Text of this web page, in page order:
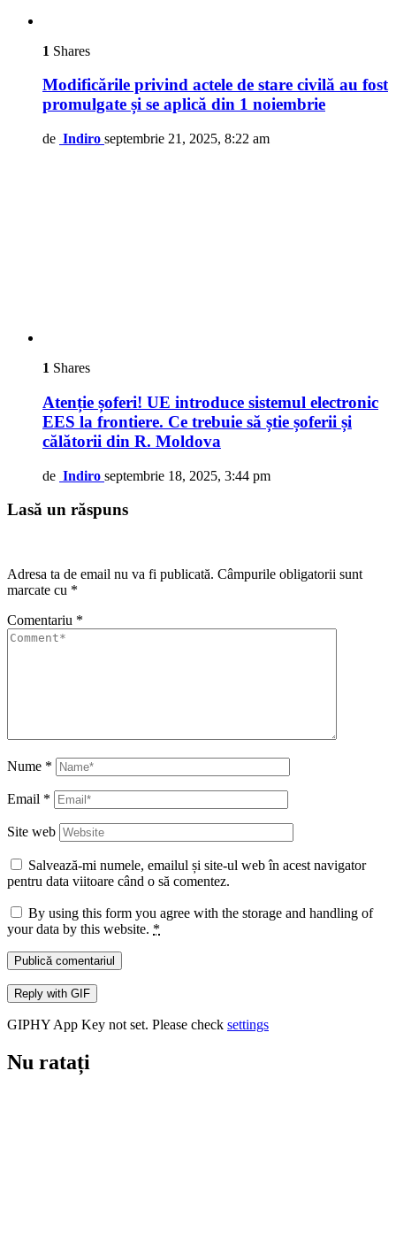
1 Shares
Modificările privind actele de stare civilă au fost
promulgate și se aplică din 1 noiembrie
de Indiro septembrie 21, 2025, 8:22 am
1 Shares
Atenție șoferi! UE introduce sistemul electronic
EES la frontiere. Ce trebuie să știe șoferii și
călătorii din R. Moldova
de Indiro septembrie 18, 2025, 3:44 pm
Lasă un răspuns
Adresa ta de email nu va fi publicată. Câmpurile obligatorii sunt
marcate cu *
Comentariu *
Nume *
Email *
Site web
Salvează-mi numele, emailul și site-ul web în acest navigator
pentru data viitoare când o să comentez.
By using this form you agree with the storage and handling of
your data by this website. *
Publică comentariul
Reply with GIF
GIPHY App Key not set. Please check settings
Nu ratați